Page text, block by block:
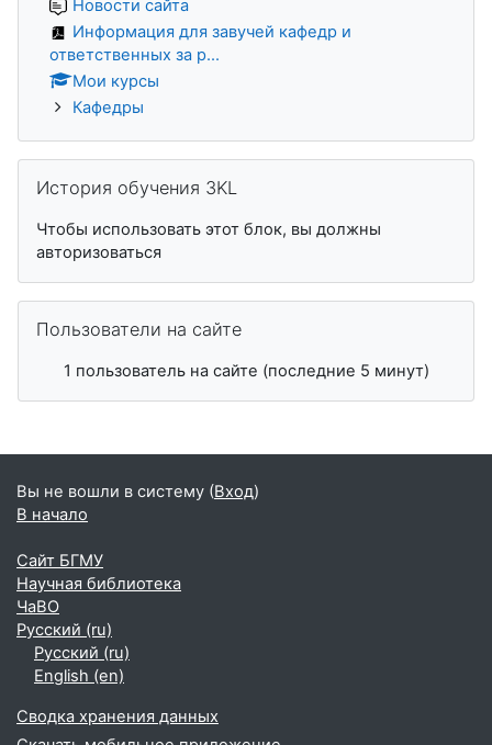
Новости сайта
Информация для завучей кафедр и
ответственных за р...
Мои курсы
Кафедры
История обучения 3KL
Чтобы использовать этот блок, вы должны
авторизоваться
Пользователи на сайте
1 пользователь на сайте (последние 5 минут)
Вы не вошли в систему (Вход)
В начало
Сайт БГМУ
Научная библиотека
ЧаВО
Русский ‎(ru)‎
Русский ‎(ru)‎
English ‎(en)‎
Сводка хранения данных